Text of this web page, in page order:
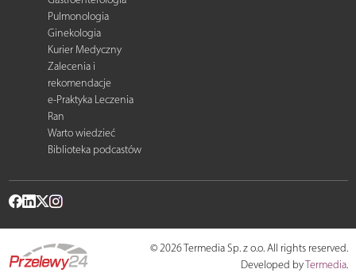
Pulmonologia
Ginekologia
Kurier Medyczny
Zalecenia i
rekomendacje
e-Praktyka Leczenia
Ran
Warto wiedzieć
Biblioteka podcastów
© 2026 Termedia Sp. z o.o. All rights reserved.
Developed byTermedia.